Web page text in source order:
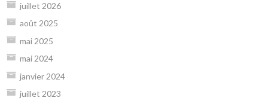
juillet 2026
août 2025
mai 2025
mai 2024
janvier 2024
juillet 2023